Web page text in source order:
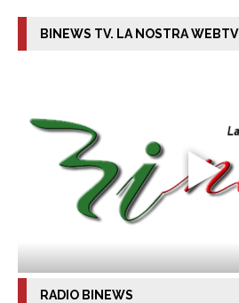
BINEWS TV. LA NOSTRA WEBTV
RADIO BINEWS